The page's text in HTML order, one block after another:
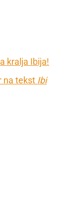
kralja Ibija!
na tekst Ibi